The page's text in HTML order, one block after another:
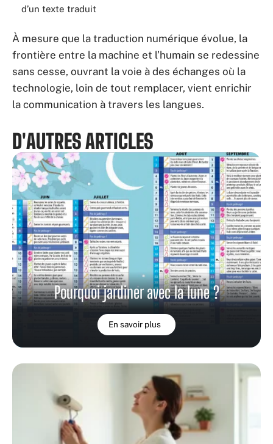
d’un texte traduit
À mesure que la traduction numérique évolue, la
frontière entre la machine et l’humain se redessine
sans cesse, ouvrant la voie à des échanges où la
technologie, loin de tout remplacer, vient enrichir
la communication à travers les langues.
D'AUTRES ARTICLES
Pourquoi jardiner avec la lune ?
En savoir plus